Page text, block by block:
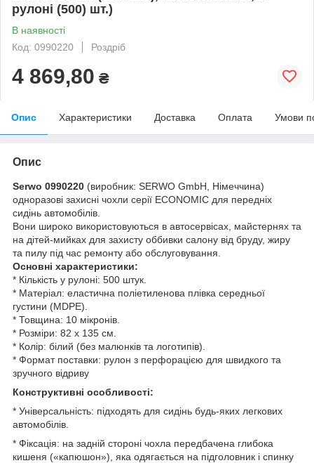
рулоні (500) шт.)
В наявності
Код: 0990220
Роздріб
4 869,80 ₴
Опис Характеристики Доставка Оплата Умови
Опис
Serwo 0990220 (виробник: SERWO GmbH, Німеччина)
одноразові захисні чохли серії ECONOMIC для передніх
сидінь автомобілів.
Вони широко використовуються в автосервісах, майстернях та
на дітей-мийках для захисту оббивки салону від бруду, жиру
та пилу під час ремонту або обслуговування.
Основні характеристики:
* Кількість у рулоні: 500 штук.
* Матеріал: еластична поліетиленова плівка середньої
густини (MDPE).
* Товщина: 10 мікронів.
* Розміри: 82 x 135 см.
* Колір: білий (без малюнків та логотипів).
* Формат поставки: рулон з перфорацією для швидкого та
зручного відриву
Конструктивні особливості:
* Універсальність: підходять для сидінь будь-яких легкових
автомобілів.
* Фіксація: на задній стороні чохла передбачена глибока
кишеня («капюшон»), яка одягається на підголовник і спинку